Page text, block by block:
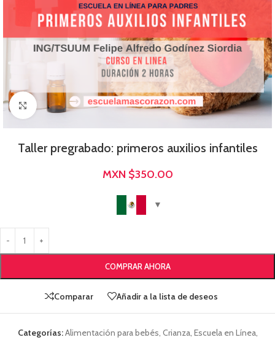
Click para agrandar
Taller pregrabado: primeros auxilios infantiles
MXN $350.00
COMPRAR AHORA
Comparar Añadir a la lista de deseos
Categorías:Alimentación para bebés, Crianza, Escuela en Línea,